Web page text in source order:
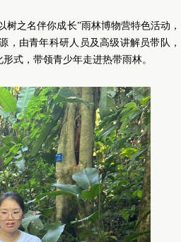
之名伴你成长”雨林博物营特色活动，
，由青年科研人员及高级讲解员带队，
式，带领青少年走进热带雨林。